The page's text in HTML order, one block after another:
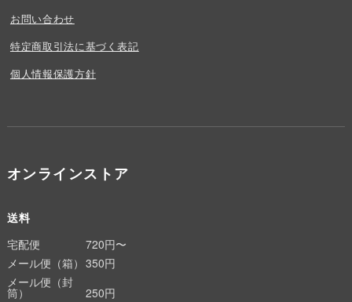
お問い合わせ
特定商取引法に基づく表記
個人情報保護方針
オンラインストア
送料
宅配便
720円〜
メール便（箱） 350円
メール便（封
筒）
250円